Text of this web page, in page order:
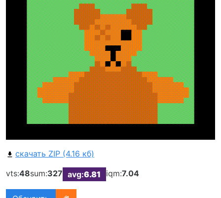
скачать ZIP (4.16 кб)
vts:48sum:327 avg:6.81 iqm:7.04